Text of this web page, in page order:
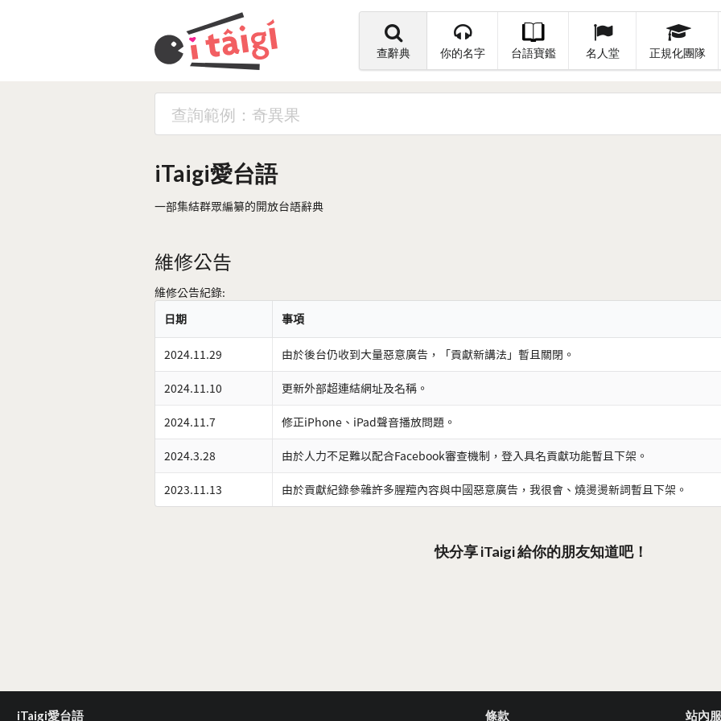
查辭典 你的名字 台語寶鑑 名人堂 正規化團隊
iTaigi愛台語
一部集結群眾編纂的開放台語辭典
維修公告
維修公告紀錄:
日期
事項
2024.11.29 由於後台仍收到大量惡意廣告，「貢獻新講法」暫且關閉。
2024.11.10 更新外部超連結網址及名稱。
2024.11.7 修正iPhone、iPad聲音播放問題。
2024.3.28 由於人力不足難以配合Facebook審查機制，登入具名貢獻功能暫且下架。
2023.11.13 由於貢獻紀錄參雜許多腥羶內容與中國惡意廣告，我很會、燒燙燙新詞暫且下架。
快分享 iTaigi 給你的朋友知道吧！
iTaigi愛台語 條款 站內